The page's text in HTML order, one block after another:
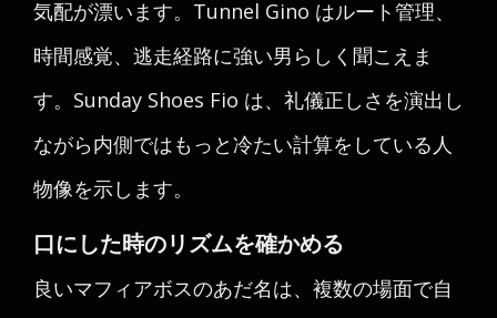
気配が漂います。Tunnel Gino はルート管理、
時間感覚、逃走経路に強い男らしく聞こえま
す。Sunday Shoes Fio は、礼儀正しさを演出し
ながら内側ではもっと冷たい計算をしている人
物像を示します。
口にした時のリズムを確かめる
良いマフィアボスのあだ名は、複数の場面で自